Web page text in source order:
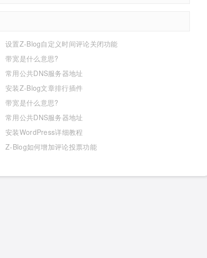
设置Z-Blog自定义时间评论关闭功能
带宽是什么意思?
常用公共DNS服务器地址
安装Z-Blog文章排行插件
带宽是什么意思?
常用公共DNS服务器地址
安装WordPress详细教程
Z-Blog如何增加评论投票功能